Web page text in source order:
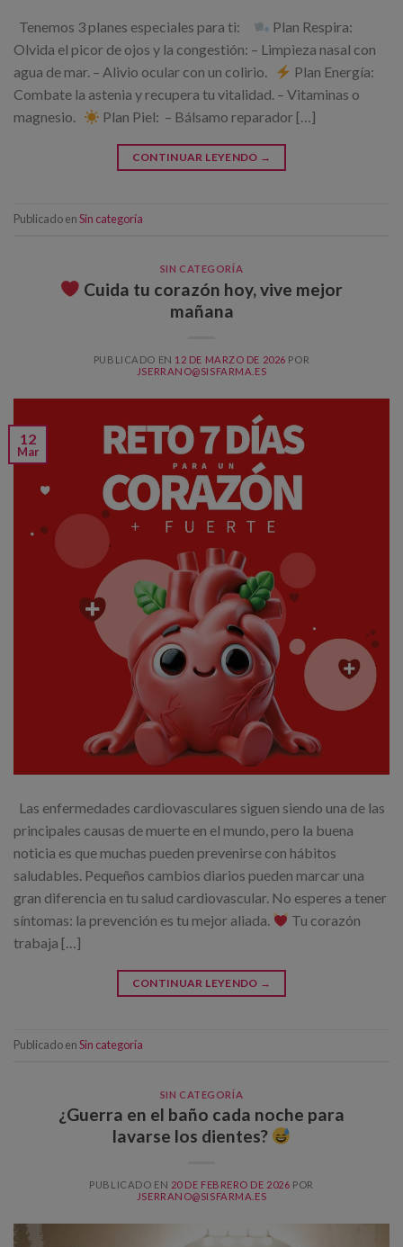
Tenemos 3 planes especiales para ti:
Plan Respira:
Olvida el picor de ojos y la congestión: – Limpieza nasal con
agua de mar. – Alivio ocular con un colirio.
Plan Energía:
Combate la astenia y recupera tu vitalidad. – Vitaminas o
magnesio.
Plan Piel: – Bálsamo reparador […]
CONTINUAR LEYENDO →
Publicado enSin categoría
SIN CATEGORÍA
Cuida tu corazón hoy, vive mejor
mañana
PUBLICADO EN 12 DE MARZO DE 2026 POR
JSERRANO@SISFARMA.ES
12
Mar
Las enfermedades cardiovasculares siguen siendo una de las
principales causas de muerte en el mundo, pero la buena
noticia es que muchas pueden prevenirse con hábitos
saludables. Pequeños cambios diarios pueden marcar una
gran diferencia en tu salud cardiovascular. No esperes a tener
síntomas: la prevención es tu mejor aliada.
Tu corazón
trabaja […]
CONTINUAR LEYENDO →
Publicado enSin categoría
SIN CATEGORÍA
¿Guerra en el baño cada noche para
lavarse los dientes?
PUBLICADO EN 20 DE FEBRERO DE 2026 POR
JSERRANO@SISFARMA.ES